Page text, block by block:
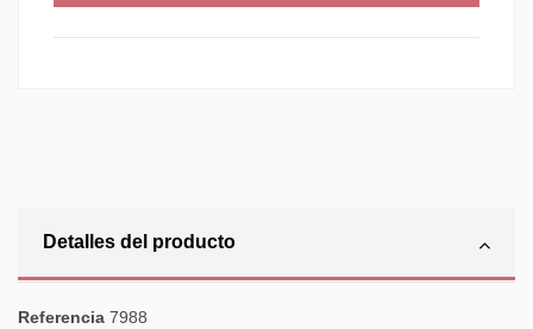
Detalles del producto
Referencia 7988